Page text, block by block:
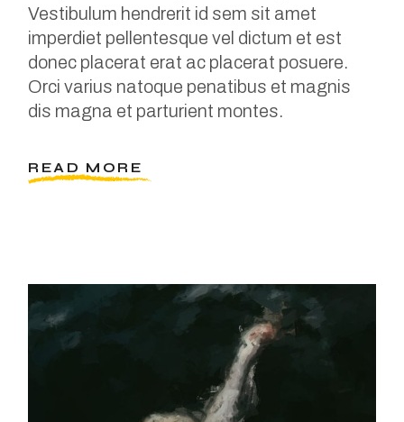
Vestibulum hendrerit id sem sit amet
imperdiet pellentesque vel dictum et est
donec placerat erat ac placerat posuere.
Orci varius natoque penatibus et magnis
dis magna et parturient montes.
READ MORE